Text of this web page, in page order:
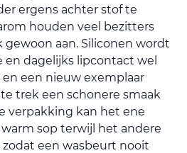
ergens achter stof te
houden veel bezitters
aan. Siliconen wordt
dagelijks lipcontact wel
een nieuw exemplaar
trek een schonere smaak
verpakking kan het ene
sop terwijl het andere
een wasbeurt nooit